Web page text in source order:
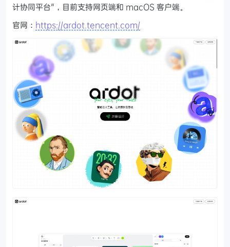
计协同平台"，目前支持网页端和 macOS 客户端。
官网： https://ardot.tencent.com/